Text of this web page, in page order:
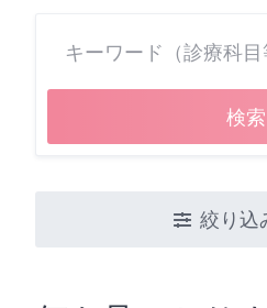
検索
絞り込